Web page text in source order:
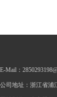
E-Mail：
公司地址：浙江省浦